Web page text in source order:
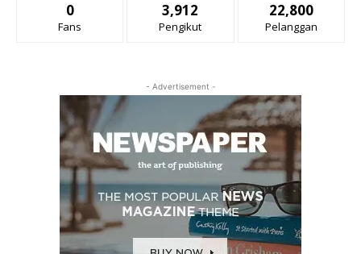
0
Fans
3,912
Pengikut
22,800
Pelanggan
- Advertisement -